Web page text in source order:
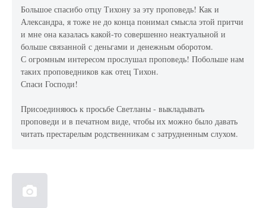
Большое спасибо отцу Тихону за эту проповедь! Как и
Александра, я тоже не до конца понимал смысла этой притчи
и мне она казалась какой-то совершенно неактуальной и
больше связанной с деньгами и денежным оборотом.
С огромным интересом прослушал проповедь! Побольше нам
таких проповедников как отец Тихон.
Спаси Господи!
Присоединяюсь к просьбе Светланы - выкладывать
проповеди и в печатном виде, чтобы их можно было давать
читать престарелым родственникам с затрудненным слухом.